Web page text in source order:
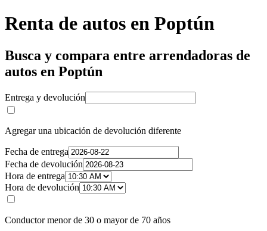
Renta de autos en Poptún
Busca y compara entre arrendadoras de
autos en Poptún
Entrega y devolución
Agregar una ubicación de devolución diferente
Fecha de entrega
Fecha de devolución
Hora de entrega
Hora de devolución
Conductor menor de 30 o mayor de 70 años